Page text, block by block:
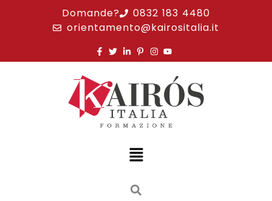
Domande?
0832 183 4480
orientamento@kairositalia.it